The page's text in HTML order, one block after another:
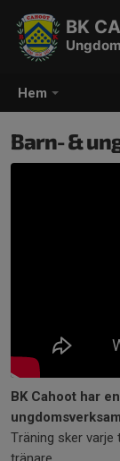
Hem
BK
Barn- &
BK Cahoot har
Träning sker